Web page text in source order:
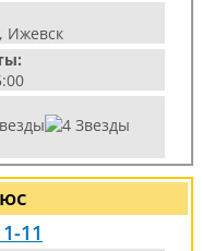
Ижевск
11